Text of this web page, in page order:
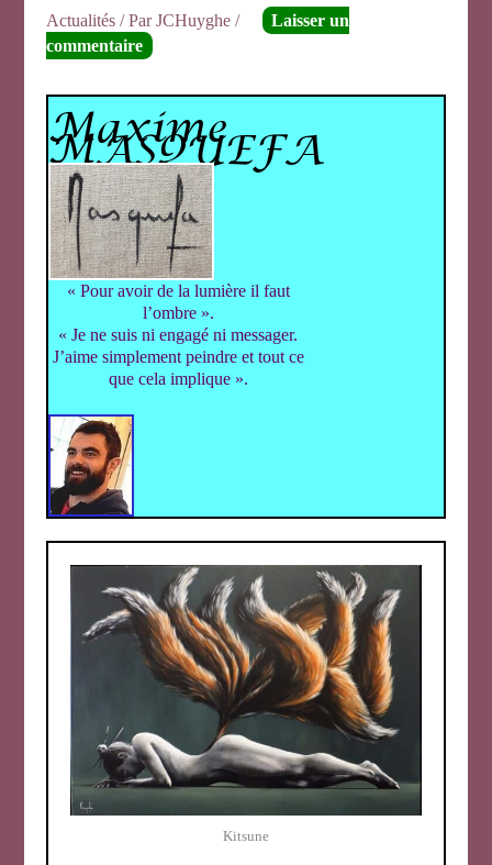
Actualités / ParJCHuyghe/
Laisser un
commentaire
Maxime
MASQUEFA
« Pour avoir de la lumière il faut
l’ombre ».
« Je ne suis ni engagé ni messager.
J’aime simplement peindre et tout ce
que cela implique ».
Kitsune